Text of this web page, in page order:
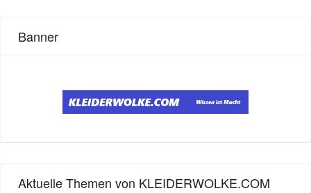
Banner
Aktuelle Themen von KLEIDERWOLKE.COM